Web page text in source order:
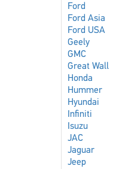
Ford
Ford Asia
Ford USA
Geely
GMC
Great Wall
Honda
Hummer
Hyundai
Infiniti
Isuzu
JAC
Jaguar
Jeep